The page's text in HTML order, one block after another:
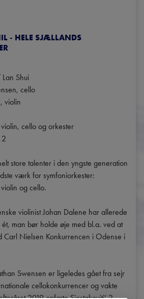
- HELE SJÆLLANDS
Shui
cello
violin
cello og orkester
store talenter i den yngste generation
værk for symfoniorkester:
og cello.
violinist Johan Dalene har allerede
ét, man bør holde øje med bl.a. ved at
Carl Nielsen Konkurrencen i Odense i
Swensen er ligeledes gået fra sejr
cellokonkurrencer og vakte